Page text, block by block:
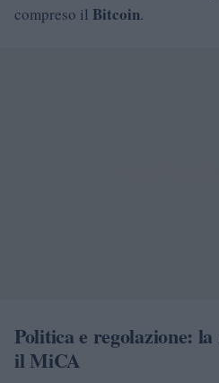
compreso il Bitcoin.
Politica e regolazione:
il MiCA